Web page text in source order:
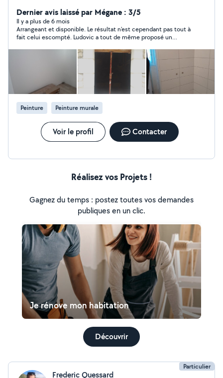
Dernier avis laissé par Mégane : 3/5
Il y a plus de 6 mois
Arrangeant et disponible. Le résultat n'est cependant pas tout à
fait celui escompté. Ludovic a tout de même proposé un
Peinture Peinture murale
Voir le profil Contacter
Réalisez vos Projets !
Gagnez du temps : postez toutes vos demandes
publiques en un clic.
Je rénove mon habitation
Découvrir
Particulier
Frederic Quessard